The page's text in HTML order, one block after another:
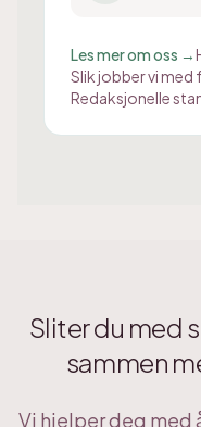
Les mer om oss →
Slik jobber vi med
Redaksjonelle
Sliter du med
sammen
Vi hjelper deg med